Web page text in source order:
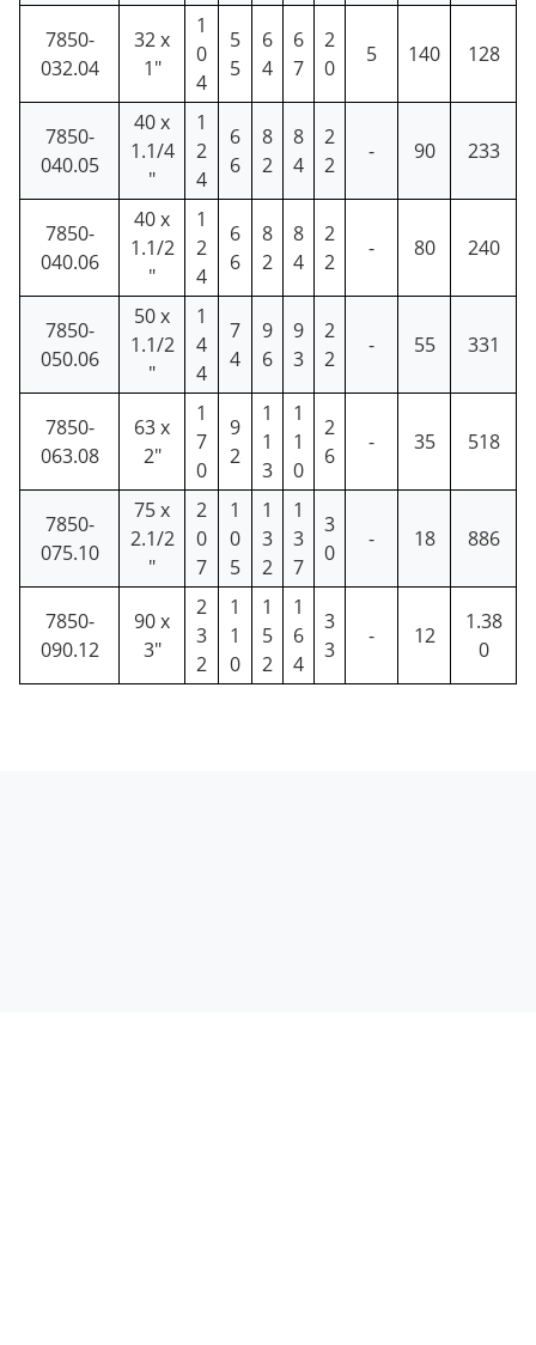
7850-
032.04
32 x
1"
1
0
4
5
5
6
4
6
7
2
0
5 140 128
7850-
040.05
40 x
1.1/4
"
1
2
4
6
6
8
2
8
4
2
2
- 90 233
7850-
040.06
40 x
1.1/2
"
1
2
4
6
6
8
2
8
4
2
2
- 80 240
7850-
050.06
50 x
1.1/2
"
1
4
4
7
4
9
6
9
3
2
2
- 55 331
7850-
063.08
63 x
2"
1
7
0
9
2
1
1
3
1
1
0
2
6
- 35 518
7850-
075.10
75 x
2.1/2
"
2
0
7
1
0
5
1
3
2
1
3
7
3
0
- 18 886
7850-
090.12
90 x
3"
2
3
2
1
1
0
1
5
2
1
6
4
3
3
- 12
1.38
0